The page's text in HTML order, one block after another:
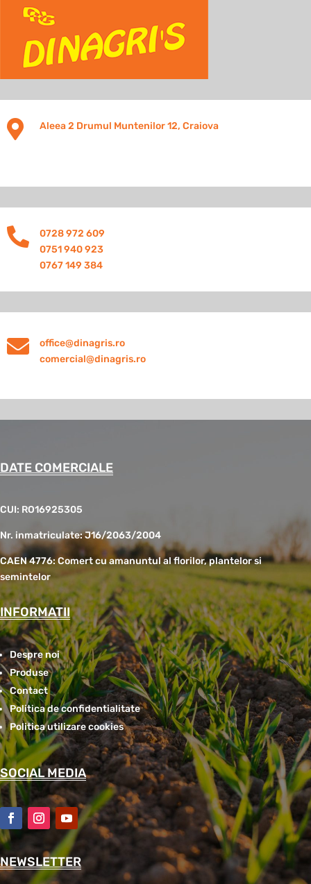
 Aleea 2 Drumul Muntenilor 12, Craiova

0728 972 609
0751 940 923
0767 149 384

office@dinagris.ro
comercial@dinagris.ro
DATE COMERCIALE
CUI: RO16925305
Nr. inmatriculate: J16/2063/2004
CAEN 4776: Comert cu amanuntul al florilor, plantelor si
semintelor
INFORMATII
Despre noi
Produse
Contact
Politica de confidentialitate
Politica utilizare cookies
SOCIAL MEDIA
NEWSLETTER